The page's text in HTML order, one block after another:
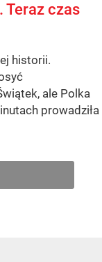
Teraz czas
historii.
ale Polka
prowadziła